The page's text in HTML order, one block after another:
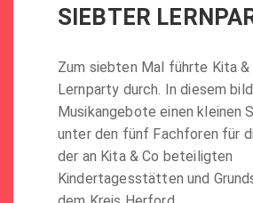
SIEBTER
Zum siebten Mal führte Kita &
Lernparty durch. In diesem
Musikangebote einen kleinen
unter den fünf Fachforen für
der an Kita & Co beteiligten
Kindertagesstätten und